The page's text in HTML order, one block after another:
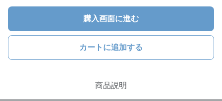
購入画面に進む
カートに追加する
商品説明